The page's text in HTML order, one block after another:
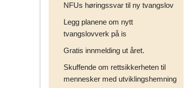
NFUs høringssvar til ny tvangslov
Legg planene om nytt
tvangslovverk på is
Gratis innmelding ut året.
Skuffende om rettsikkerheten til
mennesker med utviklingshemning